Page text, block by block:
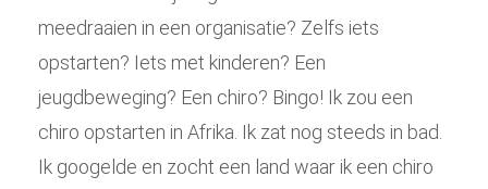
meedraaien in een organisatie? Zelfs iets
opstarten? Iets met kinderen? Een
jeugdbeweging? Een chiro? Bingo! Ik zou een
chiro opstarten in Afrika. Ik zat nog steeds in bad.
Ik googelde en zocht een land waar ik een chiro